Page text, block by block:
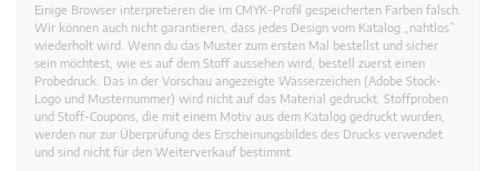
Einige Browser interpretieren die im CMYK-Profil gespeicherten Farben falsch.
Wir können auch nicht garantieren, dass jedes Design vom Katalog „nahtlos”
wiederholt wird. Wenn du das Muster zum ersten Mal bestellst und sicher
sein möchtest, wie es auf dem Stoff aussehen wird, bestell zuerst einen
Probedruck. Das in der Vorschau angezeigte Wasserzeichen (Adobe Stock-
Logo und Musternummer) wird nicht auf das Material gedruckt. Stoffproben
und Stoff-Coupons, die mit einem Motiv aus dem Katalog gedruckt wurden,
werden nur zur Überprüfung des Erscheinungsbildes des Drucks verwendet
und sind nicht für den Weiterverkauf bestimmt.